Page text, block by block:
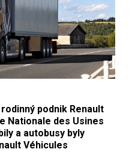
podnik Renault
Nationale des Usines
a autobusy byly
Véhicules